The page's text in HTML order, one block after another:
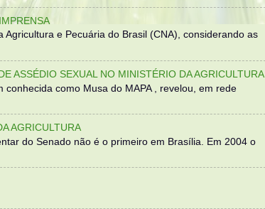
e Pecuária do Brasil (CNA), considerando as
ASSÉDIO SEXUAL NO MINISTÉRIO DA AGRICULTURA
como Musa do MAPA , revelou, em rede
AGRICULTURA
do Senado não é o primeiro em Brasília. Em 2004 o